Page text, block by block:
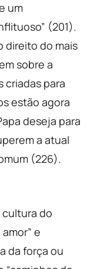
um
(201).
direito do mais
sobre a
criadas para
estão agora
deseja para
a atual
(226).
cultura do
e
da força ou